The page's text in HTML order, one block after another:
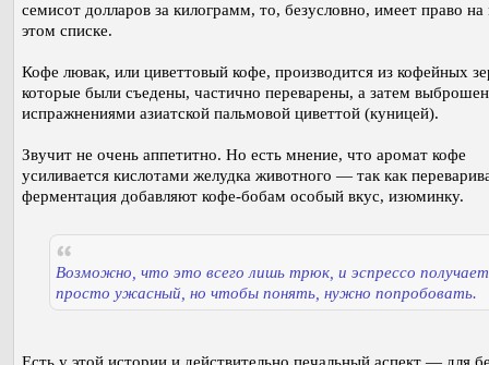
семисот долларов за килограмм, то, безусловно, имеет право на
этом списке.
Кофе лювак, или циветтовый кофе, производится из кофейных
которые были съедены, частично переварены, а затем
испражнениями азиатской пальмовой циветтой (куницей).
Звучит не очень аппетитно. Но есть мнение, что аромат кофе
усиливается кислотами желудка животного — так как
ферментация добавляют кофе-бобам особый вкус, изюминку.
Возможно, что это всего лишь трюк, и эспрессо
просто ужасный, но чтобы понять, нужно попробовать.